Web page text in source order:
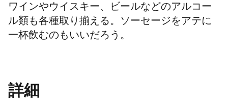
ワインやウイスキー、ビールなどのアルコー
ル類も各種取り揃える。ソーセージをアテに
一杯飲むのもいいだろう。
詳細